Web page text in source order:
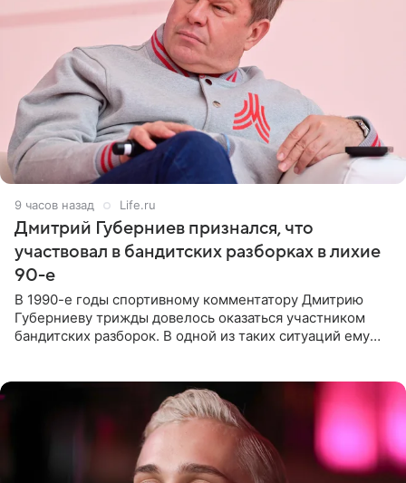
9 часов назад Life.ru
Дмитрий Губерниев признался, что
участвовал в бандитских разборках в лихие
90-е
В 1990-е годы спортивному комментатору Дмитрию
Губерниеву трижды довелось оказаться участником
бандитских разборок. В одной из таких ситуаций ему